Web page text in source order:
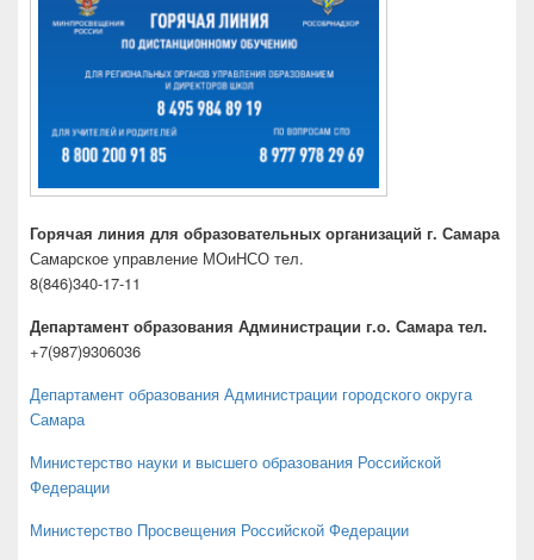
Горячая линия для образовательных организаций г. Самара
Самарское управление МОиНСО тел.
8(846)340-17-11
Департамент образования Администрации г.о. Самара тел.
+7(987)9306036
Департамент образования Администрации городского округа
Самара
Министерство науки и высшего образования Российской
Федерации
Министерство Просвещения Российской Федерации